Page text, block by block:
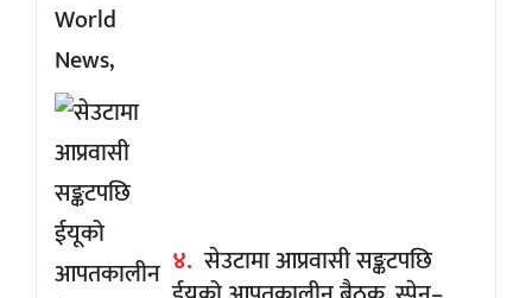
४. सेउटामा आप्रवासी सङ्कटपछि